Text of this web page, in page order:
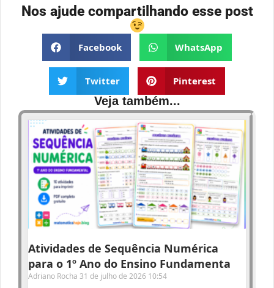
Nos ajude compartilhando esse post
Facebook WhatsApp
Twitter Pinterest
Veja também...
Atividades de Sequência Numérica
para o 1º Ano do Ensino Fundamenta
Adriano Rocha 31 de julho de 2026 10:54